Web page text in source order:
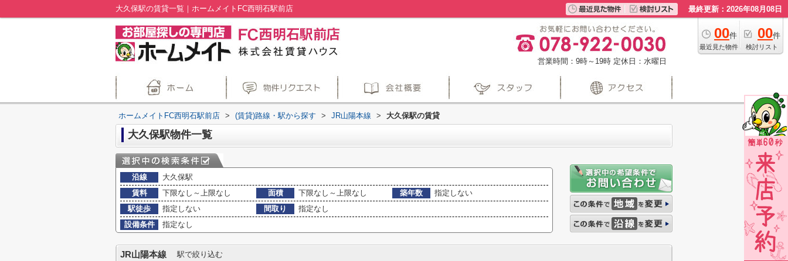
大久保駅の賃貸一覧｜ホームメイトFC西明石駅前店 最終更新：2026年08月08日
00件
最近見た物件
00件
検討リスト
営業時間：9時～19時 定休日：水曜日
ホームメイトFC西明石駅前店 > (賃貸)路線・駅から探す > JR山陽本線 > 大久保駅の賃貸
大久保駅物件一覧
沿線
大久保駅
賃料
下限なし～上限なし 面積 下限なし～上限なし 築年数
指定しない
駅徒歩
指定しない 間取り
指定なし
設備条件
指定なし
JR山陽本線 駅で絞り込む